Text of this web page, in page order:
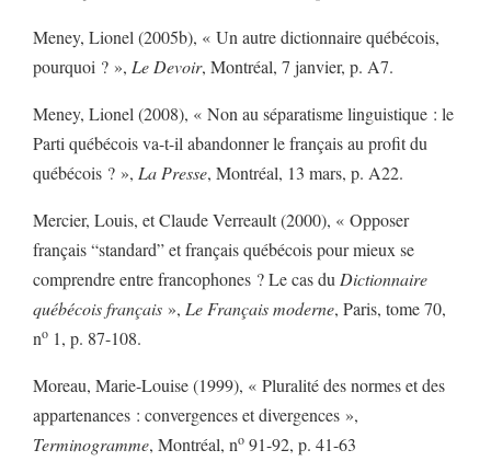
Meney, Lionel (2005b), « Un autre dictionnaire québécois,
pourquoi ? », Le Devoir, Montréal, 7 janvier, p. A7.
Meney, Lionel (2008), « Non au séparatisme linguistique : le
Parti québécois va-t-il abandonner le français au profit du
québécois ? », La Presse, Montréal, 13 mars, p. A22.
Mercier, Louis, et Claude Verreault (2000), « Opposer
français “standard” et français québécois pour mieux se
comprendre entre francophones ? Le cas du Dictionnaire
québécois français », Le Français moderne, Paris, tome 70,
no 1, p. 87-108.
Moreau, Marie-Louise (1999), « Pluralité des normes et des
appartenances : convergences et divergences »,
Terminogramme, Montréal, no 91-92, p. 41-63